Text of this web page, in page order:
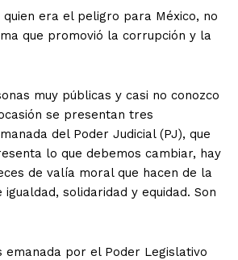
era el peligro para México, no
que promovió la corrupción y la
muy públicas y casi no conozco
se presentan tres
del Poder Judicial (PJ), que
lo que debemos cambiar, hay
de valía moral que hacen de la
solidaridad y equidad. Son
por el Poder Legislativo